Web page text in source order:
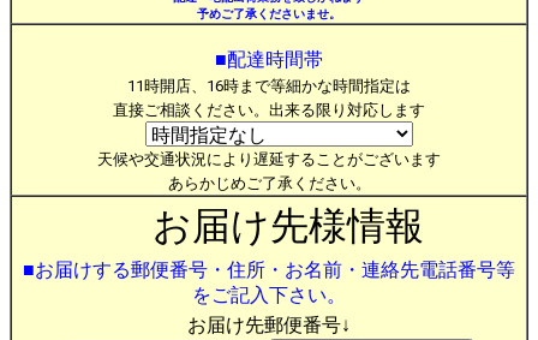
予めご了承くださいませ。
■配達時間帯
11時開店、16時まで等細かな時間指定は
直接ご相談ください。出来る限り対応します
天候や交通状況により遅延することがございます
あらかじめご了承ください。
お届け先様情報
■お届けする郵便番号・住所・お名前・連絡先電話番号等
をご記入下さい。
お届け先郵便番号↓